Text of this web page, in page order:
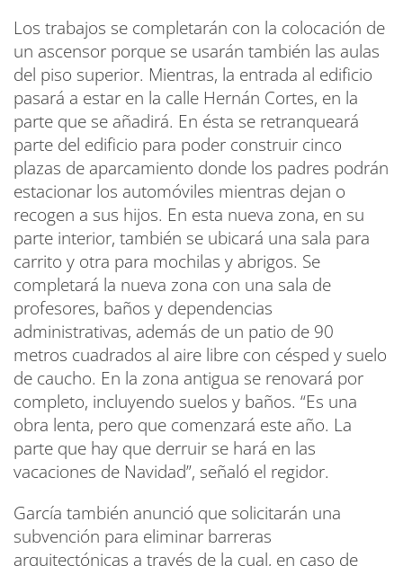
Los trabajos se completarán con la colocación de
un ascensor porque se usarán también las aulas
del piso superior. Mientras, la entrada al edificio
pasará a estar en la calle Hernán Cortes, en la
parte que se añadirá. En ésta se retranqueará
parte del edificio para poder construir cinco
plazas de aparcamiento donde los padres podrán
estacionar los automóviles mientras dejan o
recogen a sus hijos. En esta nueva zona, en su
parte interior, también se ubicará una sala para
carrito y otra para mochilas y abrigos. Se
completará la nueva zona con una sala de
profesores, baños y dependencias
administrativas, además de un patio de 90
metros cuadrados al aire libre con césped y suelo
de caucho. En la zona antigua se renovará por
completo, incluyendo suelos y baños. “Es una
obra lenta, pero que comenzará este año. La
parte que hay que derruir se hará en las
vacaciones de Navidad”, señaló el regidor.
García también anunció que solicitarán una
subvención para eliminar barreras
arquitectónicas a través de la cual, en caso de